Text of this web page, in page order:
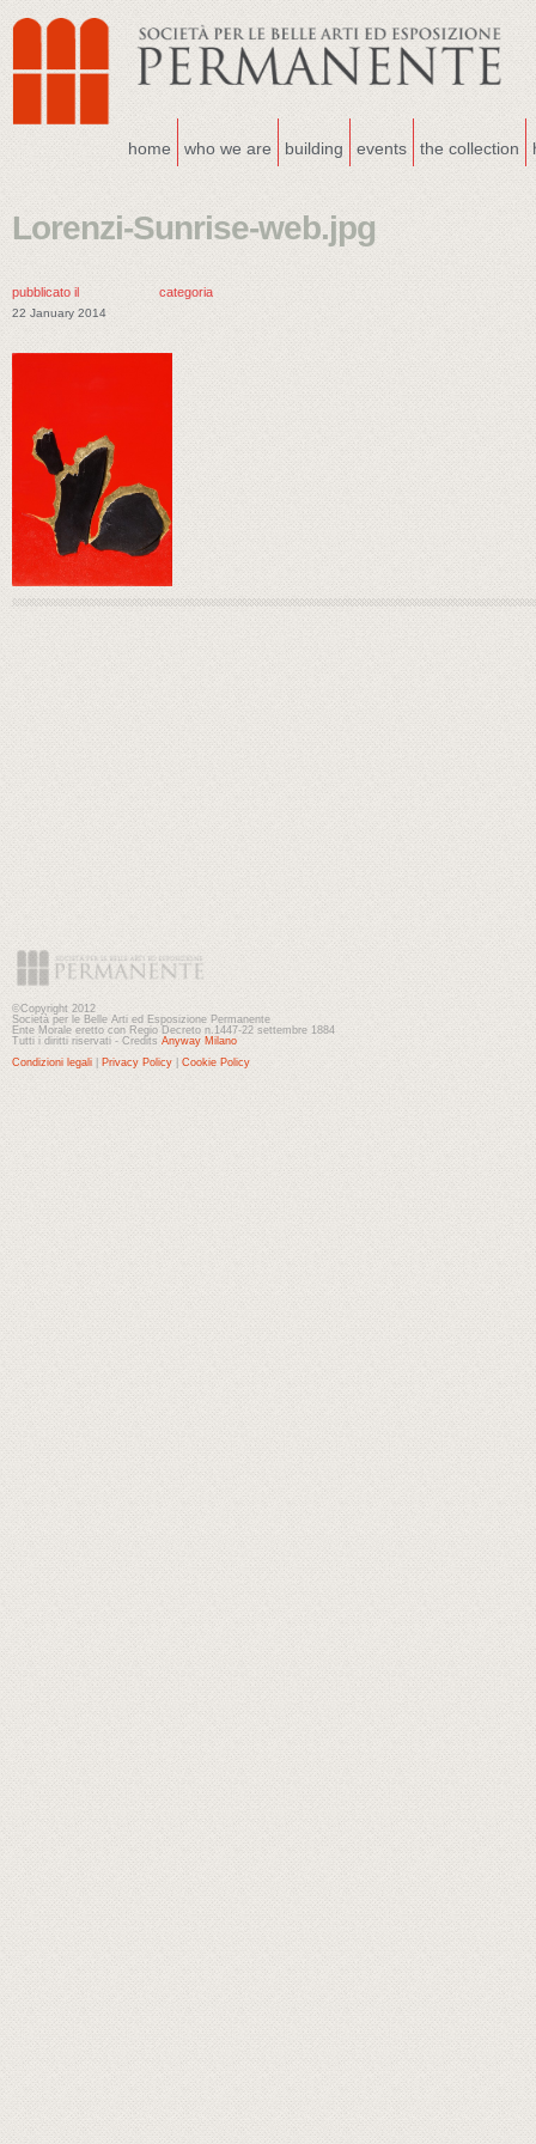
home who we are building events the collection
Lorenzi-Sunrise-web.jpg
pubblicato il
22 January 2014
categoria
©Copyright 2012
Società per le Belle Arti ed Esposizione Permanente
Ente Morale eretto con Regio Decreto n.1447-22 settembre 1884
Tutti i diritti riservati - Credits Anyway Milano
Condizioni legali
Privacy Policy Cookie Policy